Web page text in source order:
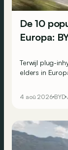
De 10
Europa:
Terwijl plug-
elders in
Europese
4 aoû 2026 BYD